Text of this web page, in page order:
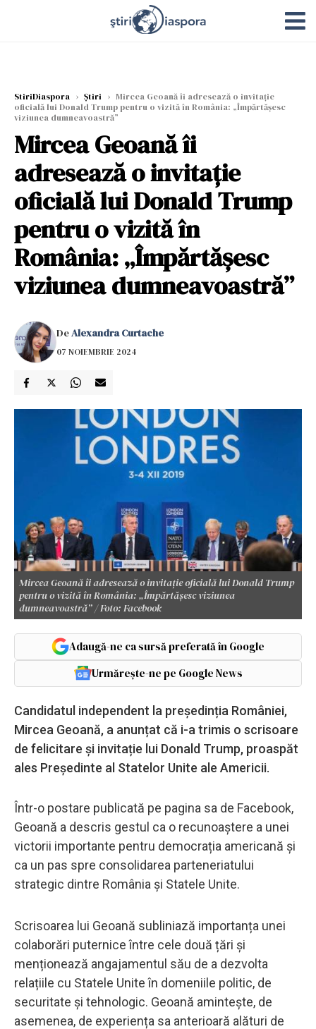
StiriDiaspora › Știri › Mircea Geoană îi adresează o invitație
oficială lui Donald Trump pentru o vizită în România: „Împărtășesc
viziunea dumneavoastră”
Mircea Geoană îi
adresează o invitație
oficială lui Donald Trump
pentru o vizită în
România: „Împărtășesc
viziunea dumneavoastră”
DeAlexandra Curtache
07 NOIEMBRIE 2024
Mircea Geoană îi adresează o invitație oficială lui Donald Trump
pentru o vizită în România: „Împărtășesc viziunea
dumneavoastră” / Foto: Facebook
Adaugă-ne ca sursă preferată în Google
Urmărește-ne pe Google News
Candidatul independent la președinția României,
Mircea Geoană, a anunțat că i-a trimis o scrisoare
de felicitare și invitație lui Donald Trump, proaspăt
ales Președinte al Statelor Unite ale Americii.
Într-o postare publicată pe pagina sa de Facebook,
Geoană a descris gestul ca o recunoaștere a unei
victorii importante pentru democrația americană și
ca un pas spre consolidarea parteneriatului
strategic dintre România și Statele Unite.
Scrisoarea lui Geoană subliniază importanța unei
colaborări puternice între cele două țări și
menționează angajamentul său de a dezvolta
relațiile cu Statele Unite în domeniile politic, de
securitate și tehnologic. Geoană amintește, de
asemenea, de experiența sa anterioară alături de